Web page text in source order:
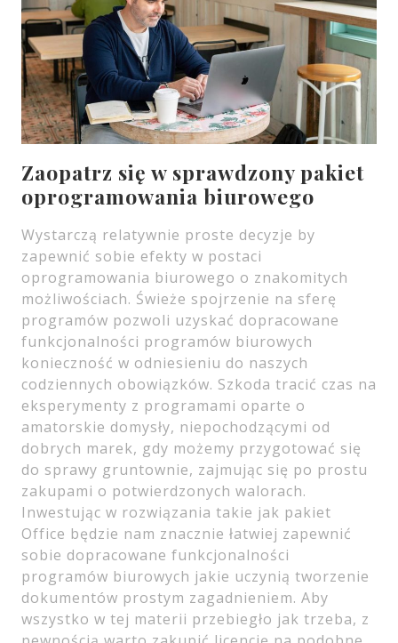
Zaopatrz się w sprawdzony pakiet
oprogramowania biurowego
Wystarczą relatywnie proste decyzje by
zapewnić sobie efekty w postaci
oprogramowania biurowego o znakomitych
możliwościach. Świeże spojrzenie na sferę
programów pozwoli uzyskać dopracowane
funkcjonalności programów biurowych
konieczność w odniesieniu do naszych
codziennych obowiązków. Szkoda tracić czas na
eksperymenty z programami oparte o
amatorskie domysły, niepochodzącymi od
dobrych marek, gdy możemy przygotować się
do sprawy gruntownie, zajmując się po prostu
zakupami o potwierdzonych walorach.
Inwestując w rozwiązania takie jak pakiet
Office będzie nam znacznie łatwiej zapewnić
sobie dopracowane funkcjonalności
programów biurowych jakie uczynią tworzenie
dokumentów prostym zagadnieniem. Aby
wszystko w tej materii przebiegło jak trzeba, z